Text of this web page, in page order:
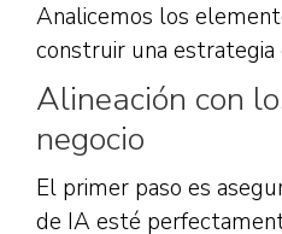
Analicemos los
construir una estrategia
Alineación con
negocio
El primer paso es
de IA esté